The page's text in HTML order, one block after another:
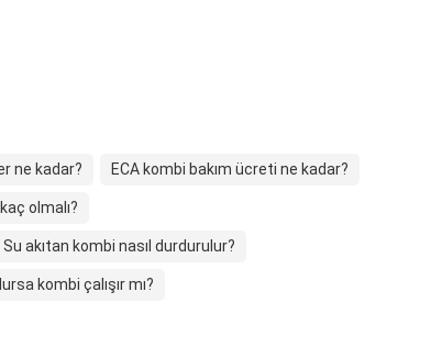
ne kadar? ECA kombi bakım ücreti ne kadar?
olmalı?
Su akıtan kombi nasıl durdurulur?
kombi çalışır mı?